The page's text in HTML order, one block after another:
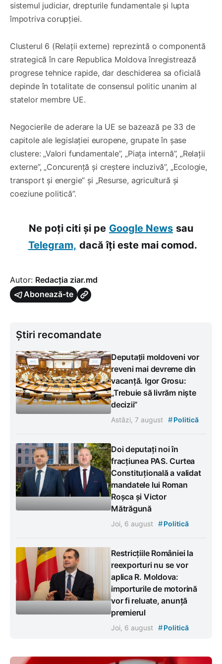
sistemul judiciar, drepturile fundamentale și lupta
împotriva corupției.
Clusterul 6 (Relații externe) reprezintă o componentă
strategică în care Republica Moldova înregistrează
progrese tehnice rapide, dar deschiderea sa oficială
depinde în totalitate de consensul politic unanim al
statelor membre UE.
Negocierile de aderare la UE se bazează pe 33 de
capitole ale legislației europene, grupate în șase
clustere: „Valori fundamentale”, „Piața internă”, „Relații
externe”, „Concurență și creștere incluzivă”, „Ecologie,
transport și energie” și „Resurse, agricultură și
coeziune politică”.
Ne poți citi și pe Google News sau
Telegram, dacă îți este mai comod.
Autor: Redacția ziar.md
Abonează-te
Știri recomandate
Deputații moldoveni vor
reveni mai devreme din
vacanță. Igor Grosu:
„Trebuie să livrăm niște
decizii”
Astăzi, 7 august #Politică
Doi deputați noi în
fracțiunea PAS. Curtea
Constituțională a validat
mandatele lui Roman
Roșca și Victor
Mătrăgună
Joi, 6 august #Politică
Restricțiile României la
reexporturi nu se vor
aplica R. Moldova:
importurile de motorină
vor fi reluate, anunță
premierul
Joi, 6 august #Politică